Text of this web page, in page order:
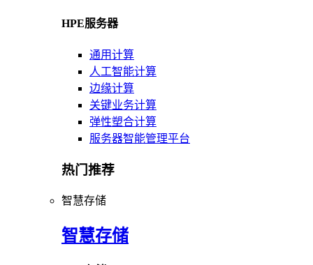
HPE服务器
通用计算
人工智能计算
边缘计算
关键业务计算
弹性塑合计算
服务器智能管理平台
热门推荐
智慧存储
智慧存储